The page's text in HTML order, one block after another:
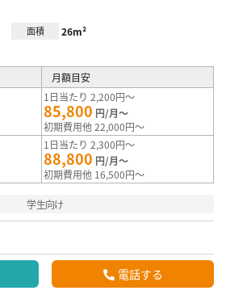
面積 26m²
月額目安
1日当たり 2,200円～
85,800 円/月～
初期費用他 22,000円～
1日当たり 2,300円～
88,800 円/月～
初期費用他 16,500円～
学生向け
電話する